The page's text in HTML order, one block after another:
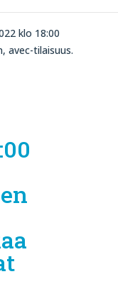
klo 18:00
avec-tilaisuus.